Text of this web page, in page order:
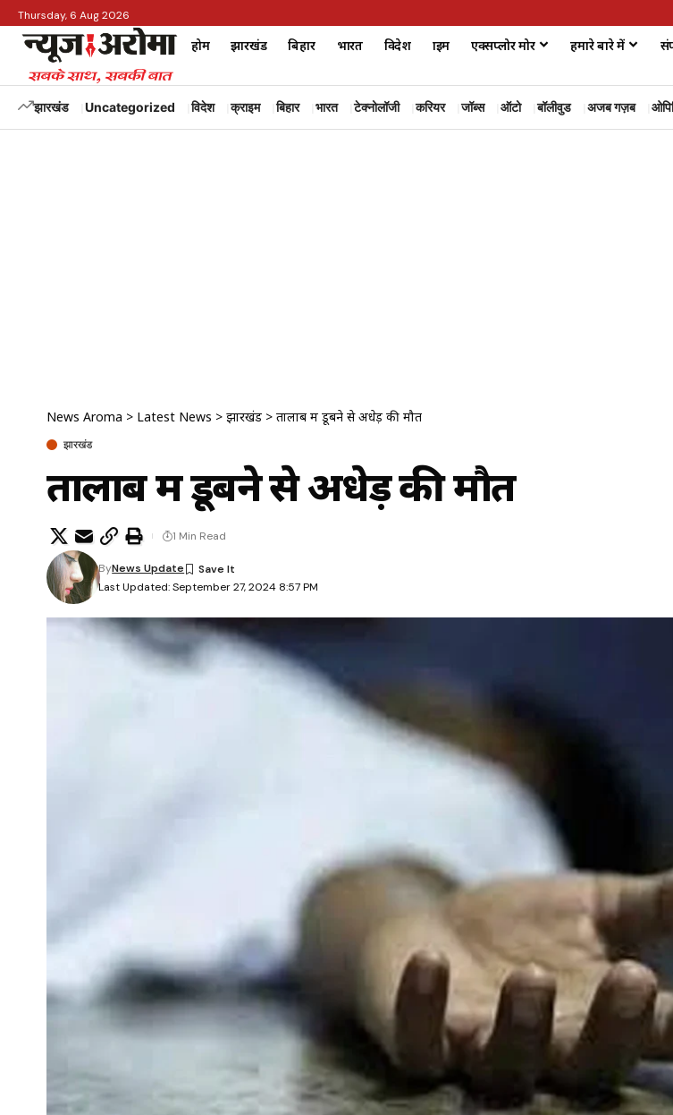
Thursday, 6 Aug 2026
होम झारखंड बिहार भारत विदेश क्राइम एक्सप्लोर मोर हमारे बारे में
झारखंड Uncategorized विदेश क्राइम बिहार भारत टेक्नोलॉजी करियर जॉब्स ऑटो बॉलीवुड अजब गज़ब
News Aroma > Latest News > झारखंड > तालाब में डूबने से अधेड़ की मौत
झारखंड
तालाब में डूबने से अधेड़ की मौत
Last Updated: September 27, 2024 8:57 PM
ByNews Update
1 Min Read